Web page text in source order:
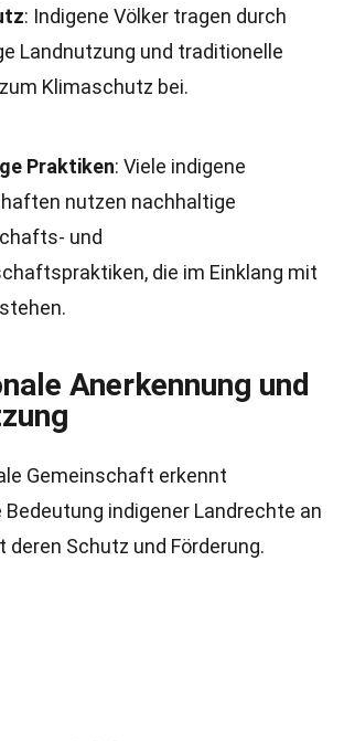
: Indigene Völker tragen durch
Landnutzung und traditionelle
Klimaschutz bei.
Praktiken: Viele indigene
nutzen nachhaltige
und
die im Einklang mit
Anerkennung und
Gemeinschaft erkennt
Bedeutung indigener Landrechte an
Schutz und Förderung.